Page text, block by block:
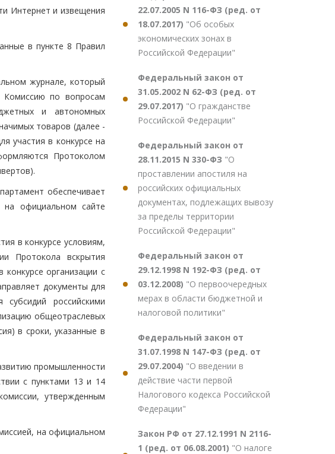
Интернет и извещения
в пункте 8 Правил
журнале, который
Комиссию по вопросам
и автономных
товаров (далее -
участия в конкурсе на
Протоколом
обеспечивает
на официальном сайте
в конкурсе условиям,
Протокола вскрытия
организации с
документы для
российскими
общеотраслевых
в сроки, указанные в
промышленности
с пунктами 13 и 14
утвержденным
на официальном
22.07.2005 N 116-ФЗ (ред. от
18.07.2017) "Об особых
экономических зонах в
Российской Федерации"
Федеральный закон от
31.05.2002 N 62-ФЗ (ред. от
29.07.2017) "О гражданстве
Российской Федерации"
Федеральный закон от
28.11.2015 N 330-ФЗ "О
проставлении апостиля на
российских официальных
документах, подлежащих вывозу
за пределы территории
Российской Федерации"
Федеральный закон от
29.12.1998 N 192-ФЗ (ред. от
03.12.2008) "О первоочередных
мерах в области бюджетной и
налоговой политики"
Федеральный закон от
31.07.1998 N 147-ФЗ (ред. от
29.07.2004) "О введении в
действие части первой
Налогового кодекса Российской
Федерации"
Закон РФ от 27.12.1991 N 2116-
1 (ред. от 06.08.2001) "О налоге